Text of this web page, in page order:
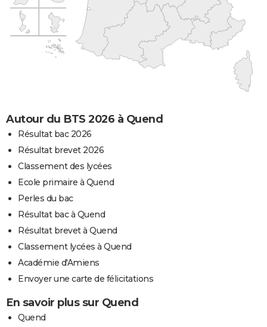
Autour du BTS 2026 à Quend
Résultat bac 2026
Résultat brevet 2026
Classement des lycées
Ecole primaire à Quend
Perles du bac
Résultat bac à Quend
Résultat brevet à Quend
Classement lycées à Quend
Académie d'Amiens
Envoyer une carte de félicitations
En savoir plus sur Quend
Quend